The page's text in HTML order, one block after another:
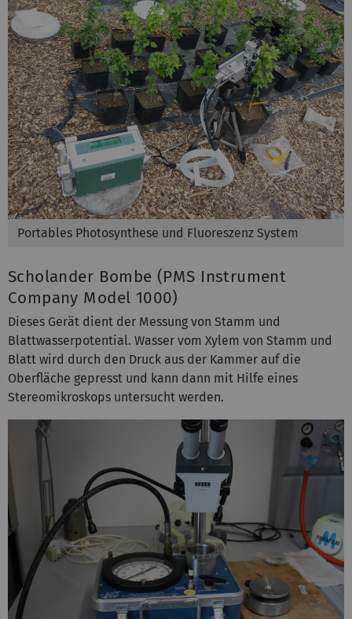
Portables Photosynthese und Fluoreszenz System
Scholander Bombe (PMS Instrument
Company Model 1000)
Dieses Gerät dient der Messung von Stamm und
Blattwasserpotential. Wasser vom Xylem von Stamm und
Blatt wird durch den Druck aus der Kammer auf die
Oberfläche gepresst und kann dann mit Hilfe eines
Stereomikroskops untersucht werden.